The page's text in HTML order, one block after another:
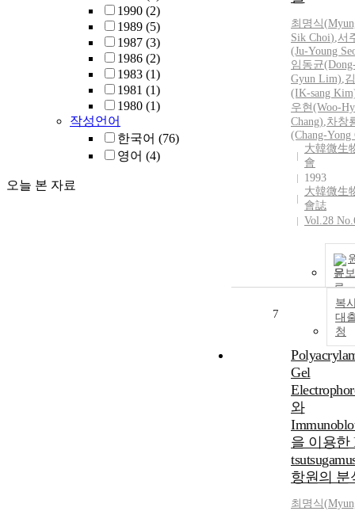
1990 (2)
1989 (5)
1987 (3)
1986 (2)
1983 (1)
1981 (1)
1980 (1)
작성언어
한국어 (76)
영어 (4)
오늘 본 자료
최명식(
Sik Choi),서
(Ju-Young
임동균
Gyun Lim),
(IK-sang
우현(Woo-
Chang),차창
(Chang-Yong
大韓微生
會
1993
大韓微生
會誌
Vol.28
문
복
대
청
7
Gel
와
을 이용한
항원의 분
최명식(